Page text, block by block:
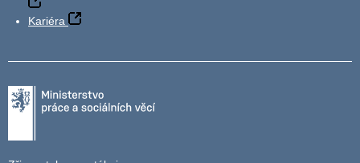
Kariéra